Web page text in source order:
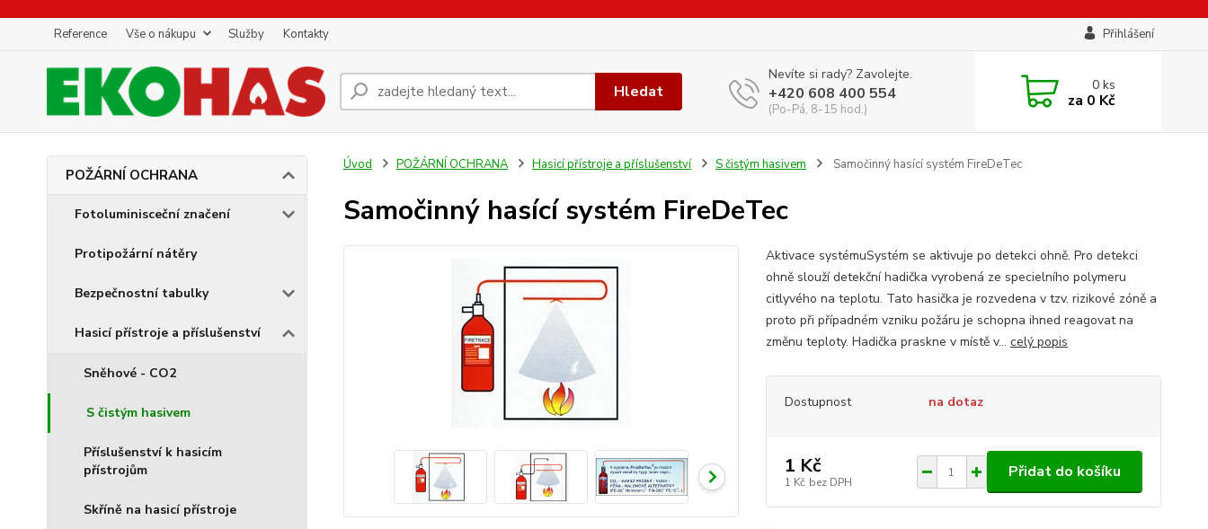
Reference Vše o nákupu Služby Kontakty Přihlášení
Hledat
Nevíte si rady? Zavolejte.
+420 608 400 554
(Po-Pá, 8-15 hod.)
0ks
za 0 Kč
POŽÁRNÍ OCHRANA
Fotoluminisceční značení
Protipožární nátěry
Bezpečnostní tabulky
Hasicí přístroje a příslušenství
Sněhové - CO2
S čistým hasivem
Příslušenství k hasicím
přístrojům
Skříně na hasicí přístroje
Úvod POŽÁRNÍ OCHRANA Hasicí přístroje a příslušenství S čistým hasivem Samočinný hasící systém FireDeTec
Samočinný hasící systém FireDeTec
Aktivace systémuSystém se aktivuje po detekci ohně. Pro detekci
ohně slouží detekční hadička vyrobená ze specielního polymeru
citlyvého na teplotu. Tato hasička je rozvedena v tzv. rizikové zóně a
proto při případném vzniku požáru je schopna ihned reagovat na
změnu teploty. Hadička praskne v místě v... celý popis
Dostupnost na dotaz
1 Kč
1 Kč bez DPH
Přidat do košíku